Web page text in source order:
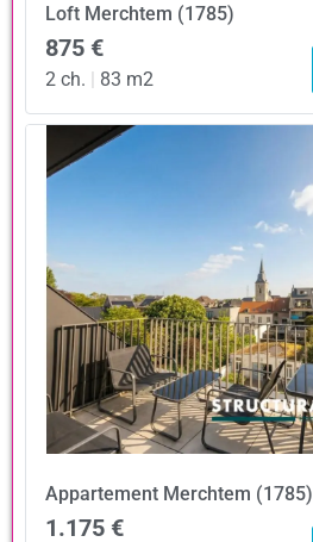
Loft Merchtem (1785)
875 €
2 ch. | 83 m2
Appartement Merchtem (1785)
1.175 €